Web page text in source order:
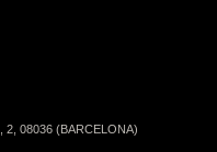
2, 08036 (BARCELONA)